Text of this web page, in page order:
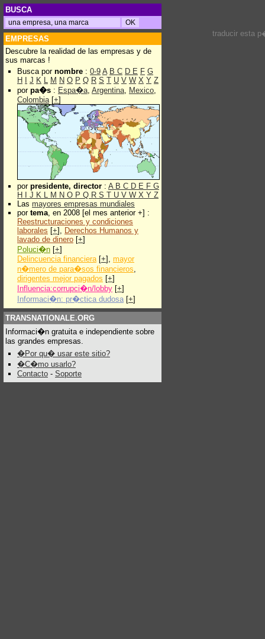
BUSCA
EMPRESAS
Descubre la realidad de las empresas y de
sus marcas !
Busca por nombre : 0-9 A B C D E F G
H
J K L M N O P Q R S T U V W X Y Z
por pa�s : Espa�a, Argentina, Mexico,
Colombia[+]
por presidente, director : A B C D E F G
H
J K L M N O P Q R S T U V W X Y Z
Las mayores empresas mundiales
por tema, en 2008 [el mes anterior +] :
Reestructuraciones y condiciones
laborales [+], Derechos Humanos y
lavado de dinero [+]
Poluci�n [+]
Delincuencia financiera[+], mayor
n�mero de para�sos financieros,
dirigentes mejor pagados [+]
Influencia:corrupci�n/lobby [+]
Informaci�n: pr�ctica dudosa [+]
TRANSNATIONALE.ORG
Informaci�n gratuita e independiente sobre
las grandes empresas.
�Por qu� usar este sitio?
�C�mo usarlo?
Contacto - Soporte
traducir esta